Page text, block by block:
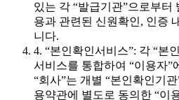
있는 각 “발급기관”으로부터
용과 관련된 신원확인, 인증
니다.
4. “본인확인서비스”: 각 “본
서비스를 통합하여 “이용자”
“회사”는 개별 “본인확인기
용약관에 별도로 동의한 “이